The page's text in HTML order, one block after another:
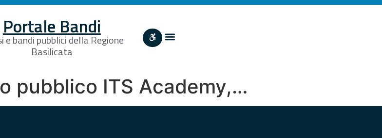
Portale Bandi
e bandi pubblici della Regione
Basilicata
pubblico ITS Academy,…